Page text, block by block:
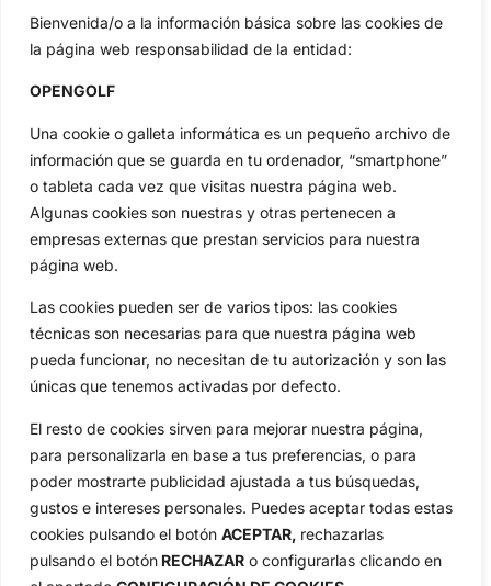
Bienvenida/o a la información básica sobre las cookies de
la página web responsabilidad de la entidad:
OPENGOLF
Una cookie o galleta informática es un pequeño archivo de
información que se guarda en tu ordenador, “smartphone”
o tableta cada vez que visitas nuestra página web.
Algunas cookies son nuestras y otras pertenecen a
empresas externas que prestan servicios para nuestra
página web.
Las cookies pueden ser de varios tipos: las cookies
técnicas son necesarias para que nuestra página web
pueda funcionar, no necesitan de tu autorización y son las
únicas que tenemos activadas por defecto.
El resto de cookies sirven para mejorar nuestra página,
para personalizarla en base a tus preferencias, o para
poder mostrarte publicidad ajustada a tus búsquedas,
gustos e intereses personales. Puedes aceptar todas estas
cookies pulsando el botón ACEPTAR, rechazarlas
pulsando el botón RECHAZAR o configurarlas clicando en
Categorias
Actualidad
Amateurs
Circuitos
Especiales
Reglas
Vídeos
De Interés
Compañía
Aviso Legal
Política de Cookies
Publicidad
Newsletters
Copyright © 2025 OpenGolf | Diseño porTecnoQuatre